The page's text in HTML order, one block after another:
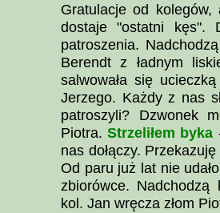
Gratulacje od
dostaje "ostatni kęs".
patroszenia.
Berendt z ładnym
salwowała się
Jerzego. Każdy z nas
patroszyli? Dzwonek
Piotra.Strzeliłem byka
nas dołączy.
Od paru już lat nie
zbiorówce.
kol. Jan wręcza złom